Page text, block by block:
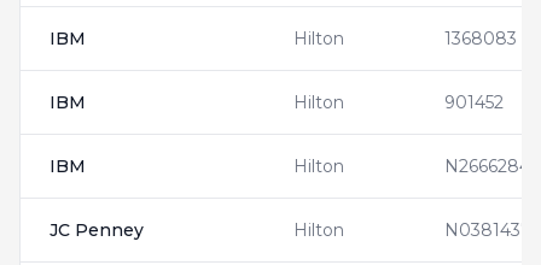
IBM Hilton 1368083
IBM Hilton 901452
IBM Hilton N2666284
JC Penney Hilton N0381437